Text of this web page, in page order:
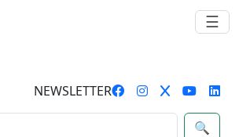
☰
NEWSLETTER
🔍